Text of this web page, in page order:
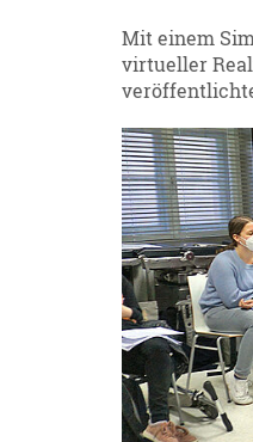
Mit einem
virtueller